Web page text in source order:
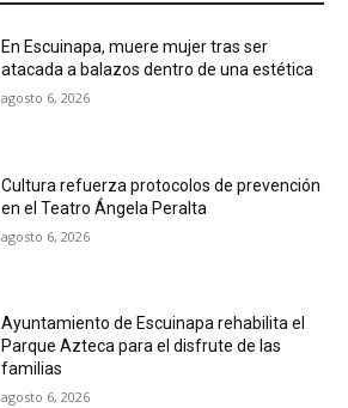
En Escuinapa, muere mujer tras ser
atacada a balazos dentro de una estética
agosto 6, 2026
Cultura refuerza protocolos de prevención
en el Teatro Ángela Peralta
agosto 6, 2026
Ayuntamiento de Escuinapa rehabilita el
Parque Azteca para el disfrute de las
familias
agosto 6, 2026